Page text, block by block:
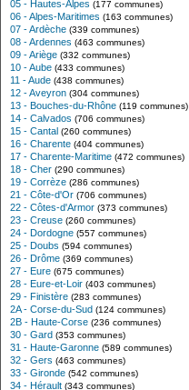
05 - Hautes-Alpes (177 communes)
06 - Alpes-Maritimes (163 communes)
07 - Ardèche (339 communes)
08 - Ardennes (463 communes)
09 - Ariège (332 communes)
10 - Aube (433 communes)
11 - Aude (438 communes)
12 - Aveyron (304 communes)
13 - Bouches-du-Rhône (119 communes)
14 - Calvados (706 communes)
15 - Cantal (260 communes)
16 - Charente (404 communes)
17 - Charente-Maritime (472 communes)
18 - Cher (290 communes)
19 - Corrèze (286 communes)
21 - Côte-d'Or (706 communes)
22 - Côtes-d'Armor (373 communes)
23 - Creuse (260 communes)
24 - Dordogne (557 communes)
25 - Doubs (594 communes)
26 - Drôme (369 communes)
27 - Eure (675 communes)
28 - Eure-et-Loir (403 communes)
29 - Finistère (283 communes)
2A - Corse-du-Sud (124 communes)
2B - Haute-Corse (236 communes)
30 - Gard (353 communes)
31 - Haute-Garonne (589 communes)
32 - Gers (463 communes)
33 - Gironde (542 communes)
34 - Hérault (343 communes)